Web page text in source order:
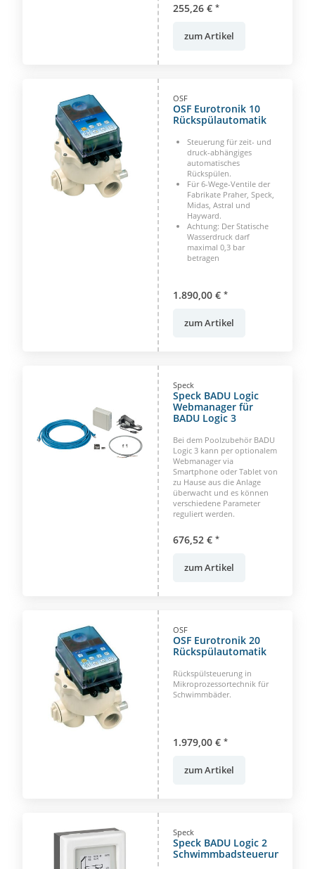
255,26 € *
zum Artikel
OSF
OSF Eurotronik 10
Rückspülautomatik
Steuerung für zeit- und
druck-abhängiges
automatisches
Rückspülen.
Für 6-Wege-Ventile der
Fabrikate Praher, Speck,
Midas, Astral und
Hayward.
Achtung: Der Statische
Wasserdruck darf
maximal 0,3 bar
betragen
1.890,00 € *
zum Artikel
Speck
Speck BADU Logic
Webmanager für
BADU Logic 3
Bei dem Poolzubehör BADU
Logic 3 kann per optionalem
Webmanager via
Smartphone oder Tablet von
zu Hause aus die Anlage
überwacht und es können
verschiedene Parameter
reguliert werden.
676,52 € *
zum Artikel
OSF
OSF Eurotronik 20
Rückspülautomatik
Rückspülsteuerung in
Mikroprozessortechnik für
Schwimmbäder.
1.979,00 € *
zum Artikel
Speck
Speck BADU Logic 2
Schwimmbadsteuerung